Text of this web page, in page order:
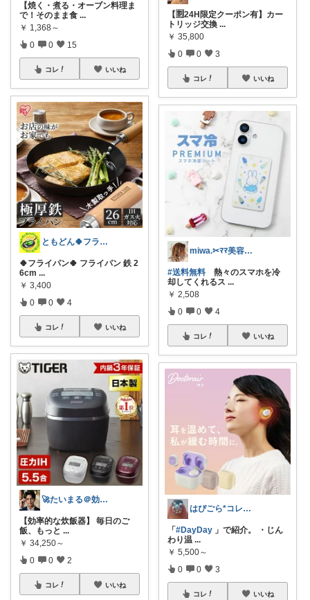
【焼く・煮る・オーブン料理ま
で！そのまま食 ...
￥ 1,368～
0 0 15
コレ いいね
ともどん🍀フライパン料理ある暮らし🍳
🍀フライパン🍀 フライパン 鉄 2
6cm ...
￥ 3,400
0 0 4
コレ いいね
🚀たいまる＠効率至上主義のセレクトニキ
【効率的な炊飯器】 毎日のご
飯、もっと ...
￥ 34,250～
0 0 2
コレ いいね
【🈹24H限定クーポン有】カー
トリッジ交換 ...
￥ 35,800
0 0 3
コレ いいね
miwa.✂︎ﾏﾏ美容師💎
#送料無料 熱々のスマホを冷
却してくれるス ...
￥ 2,508
0 0 4
コレ いいね
はぴごら*コレ！ご自由に♪
「#DayDay 」で紹介。 ・じん
わり温 ...
￥ 5,500～
0 0 3
コレ いいね